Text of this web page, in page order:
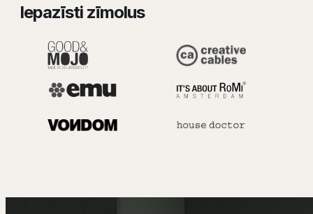
Iepazīsti zīmolus